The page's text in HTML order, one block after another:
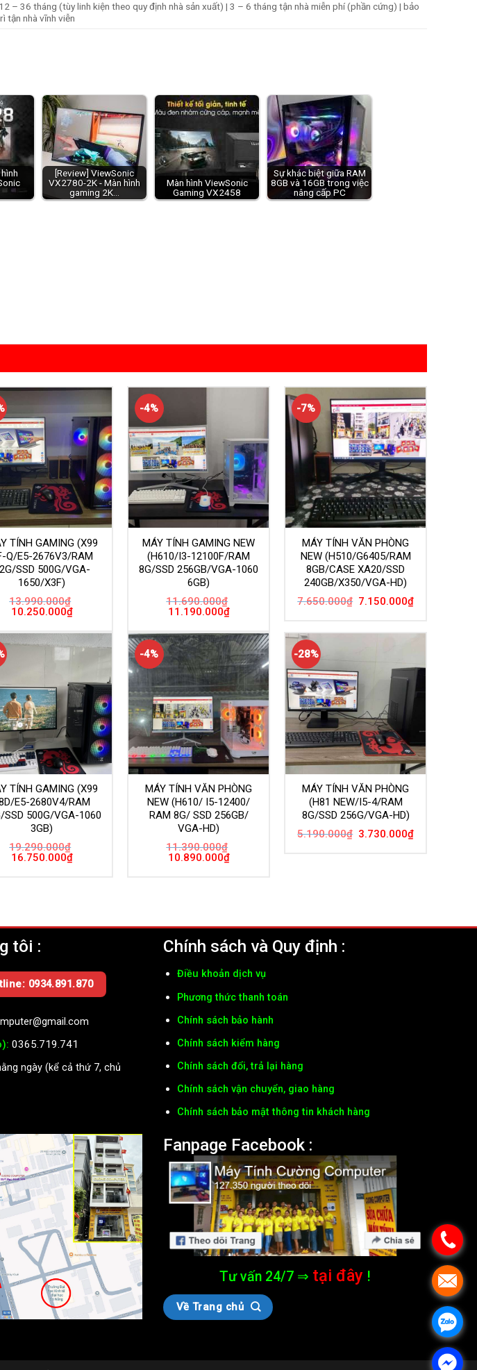
12 – 36 tháng (tùy linh kiện theo quy định nhà sản xuất) | 3 – 6 tháng tận nhà miễn phí (phần cứng) | bảo
tận nhà vĩnh viễn
[Review] ViewSonic
VX2780-2K - Màn hình
gaming 2K…
Màn hình ViewSonic
Gaming VX2458
Sự khác biệt giữa RAM
8GB và 16GB trong việc
nâng cấp PC
TÍNH GAMING (X99
Q/E5-2676V3/RAM
SSD 500G/VGA-
1650/X3F)
13.990.000₫
Giá
13.990.000₫.
10.250.000₫Giá
hiện
10.250.000₫.
-4%
MÁY TÍNH GAMING NEW
(H610/I3-12100F/RAM
8G/SSD 256GB/VGA-1060
6GB)
11.690.000₫
Giá
11.690.000₫.
11.190.000₫Giá
hiện
là:
11.190.000₫.
-7%
MÁY TÍNH VĂN PHÒNG
NEW (H510/G6405/RAM
8GB/CASE XA20/SSD
240GB/X350/VGA-HD)
7.650.000₫ Giá
7.150.000₫Giá
hiện
7.150.000₫.
TÍNH GAMING (X99
E5-2680V4/RAM
SSD 500G/VGA-1060
3GB)
19.290.000₫
Giá
16.750.000₫Giá
hiện
-4%
MÁY TÍNH VĂN PHÒNG
NEW (H610/ I5-12400/
RAM 8G/ SSD 256GB/
VGA-HD)
11.390.000₫
Giá
10.890.000₫Giá
hiện
-28%
MÁY TÍNH VĂN PHÒNG
(H81 NEW/I5-4/RAM
8G/SSD 256G/VGA-HD)
5.190.000₫ Giá
3.730.000₫Giá
hiện
tôi :
0934.891.870
0365.719.741
ngày (kể cả thứ 7, chủ
Chính sách và Quy định :
Điều khoản dịch vụ
Phương thức thanh toán
Chính sách bảo hành
Chính sách kiểm hàng
Chính sách đổi, trả lại hàng
Chính sách vận chuyển, giao hàng
Chính sách bảo mật thông tin khách hàng
Fanpage Facebook :
Tư vấn 24/7 ⇒ tại đây !
Về Trang chủ